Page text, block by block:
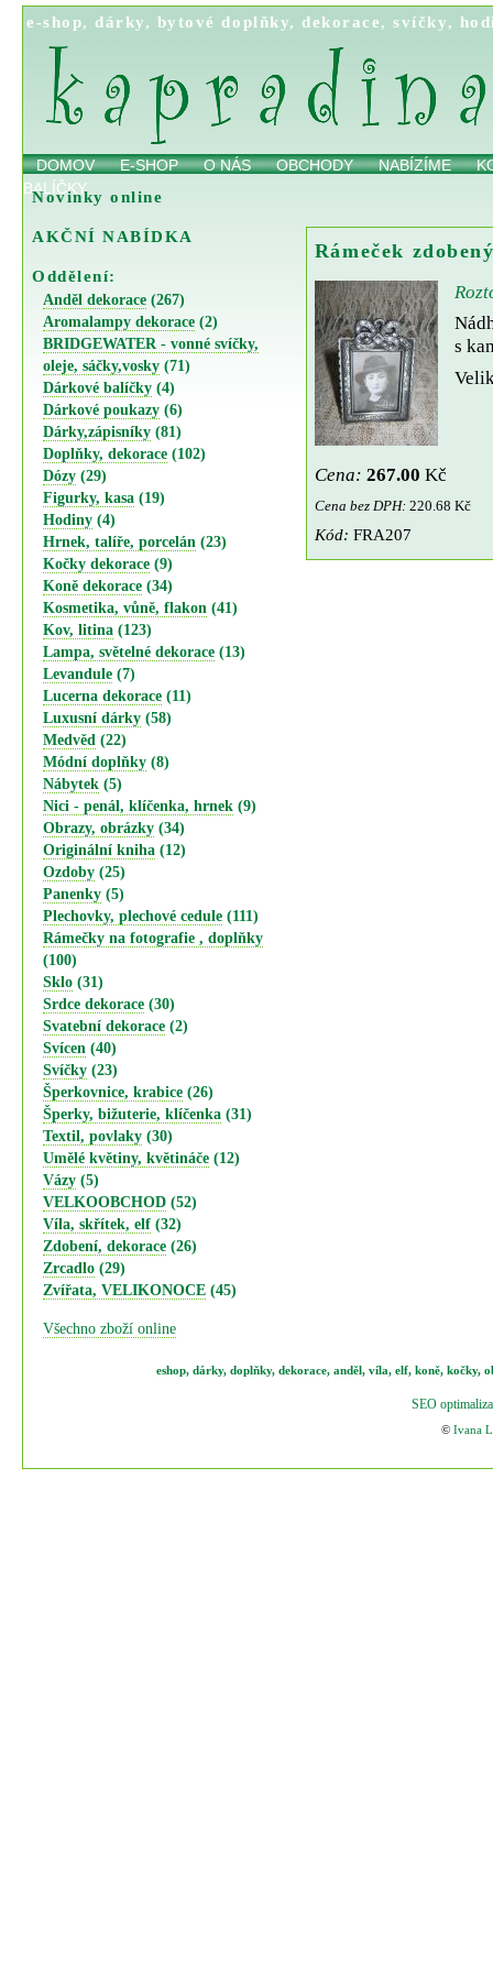
e-shop,dárky, bytové doplňky,dekorace,svíčky,
DOMOV E-SHOP O NÁS OBCHODY NABÍZÍME
BALÍČKY
Novinky online
AKČNÍ NABÍDKA
Oddělení:
Anděl dekorace (267)
Aromalampy dekorace (2)
BRIDGEWATER - vonné svíčky,
oleje, sáčky,vosky (71)
Dárkové balíčky (4)
Dárkové poukazy (6)
Dárky,zápisníky (81)
Doplňky, dekorace (102)
Dózy (29)
Figurky, kasa (19)
Hodiny (4)
Hrnek, talíře, porcelán (23)
Kočky dekorace (9)
Koně dekorace (34)
Kosmetika, vůně, flakon (41)
Kov, litina (123)
Lampa, světelné dekorace (13)
Levandule (7)
Lucerna dekorace (11)
Luxusní dárky (58)
Medvěd (22)
Módní doplňky (8)
Nábytek (5)
Nici - penál, klíčenka, hrnek (9)
Obrazy, obrázky (34)
Originální kniha (12)
Ozdoby (25)
Panenky (5)
Plechovky, plechové cedule (111)
Rámečky na fotografie , doplňky
(100)
Sklo (31)
Srdce dekorace (30)
Svatební dekorace (2)
Svícen (40)
Svíčky (23)
Šperkovnice, krabice (26)
Šperky, bižuterie, klíčenka (31)
Textil, povlaky (30)
Umělé květiny, květináče (12)
Vázy (5)
VELKOOBCHOD (52)
Víla, skřítek, elf (32)
Zdobení, dekorace (26)
Zrcadlo (29)
Zvířata, VELIKONOCE (45)
Všechno zboží online
Rámeček
s
Cena: 267.00 Kč
Cena bez DPH:220.68 Kč
Kód: FRA207
eshop, dárky, doplňky, dekorace, anděl, víla, elf, koně, kočky,
SEO
© Ivana